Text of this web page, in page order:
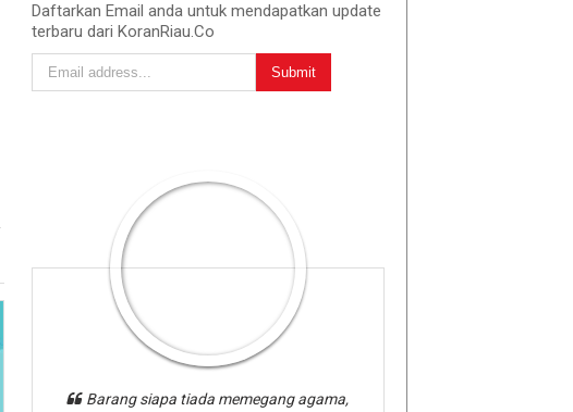
Daftarkan Email anda untuk mendapatkan update
terbaru dari KoranRiau.Co
Barang siapa tiada memegang agama,